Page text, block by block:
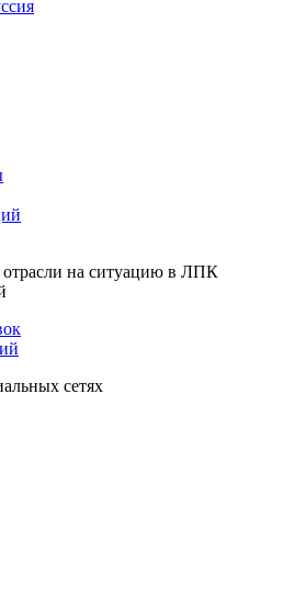
отрасли на ситуацию в ЛПК
сетях